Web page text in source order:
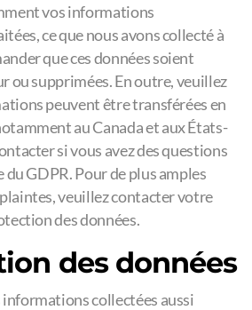
vos informations
ce que nous avons collecté à
que ces données soient
ou supprimées. En outre, veuillez
peuvent être transférées en
au Canada et aux États-
si vous avez des questions
GDPR. Pour de plus amples
veuillez contacter votre
des données.
des données
collectées aussi